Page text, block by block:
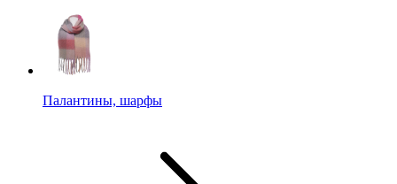
Палантины, шарфы